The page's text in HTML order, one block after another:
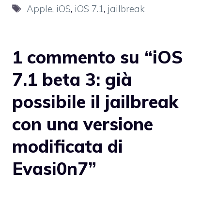
Tag
Apple, iOS, iOS 7.1, jailbreak
1 commento su “iOS
7.1 beta 3: già
possibile il jailbreak
con una versione
modificata di
Evasi0n7”